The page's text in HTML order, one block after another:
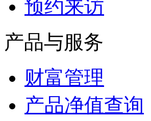
预约来访
产品与服务
财富管理
产品净值查询